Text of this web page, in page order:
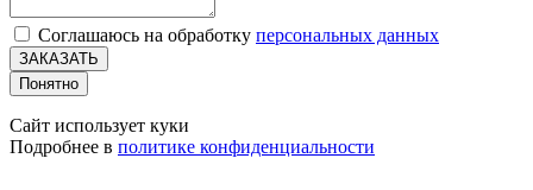
Соглашаюсь на обработку персональных данных
ЗАКАЗАТЬ
Понятно
Сайт использует куки
Подробнее в политике конфиденциальности